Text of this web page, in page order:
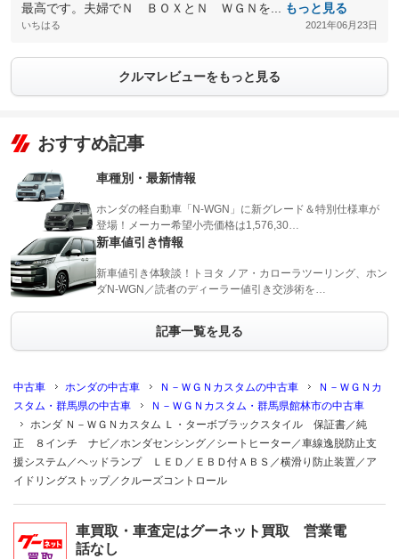
最高です。夫婦でＮ ＢＯＸとＮ ＷＧＮを...
もっと見る
いちはる 2021年06月23日
クルマレビューをもっと見る
おすすめ記事
車種別・最新情報
ホンダの軽自動車「N-WGN」に新グレード＆特別仕様車が
登場！メーカー希望小売価格は1,576,30…
新車値引き情報
新車値引き体験談！トヨタ ノア・カローラツーリング、ホン
ダN-WGN／読者のディーラー値引き交渉術を…
記事一覧を見る
中古車 ホンダの中古車 Ｎ－ＷＧＮカスタムの中古車
Ｎ－ＷＧＮカ
スタム・群馬県の中古車
Ｎ－ＷＧＮカスタム・群馬県館林市の中古車
ホンダ Ｎ－ＷＧＮカスタム Ｌ・ターボブラックスタイル 保証書／純
正 ８インチ ナビ／ホンダセンシング／シートヒーター／車線逸脱防止支
援システム／ヘッドランプ ＬＥＤ／ＥＢＤ付ＡＢＳ／横滑り防止装置／ア
イドリングストップ／クルーズコントロール
車買取・車査定はグーネット買取 営業電
話なし